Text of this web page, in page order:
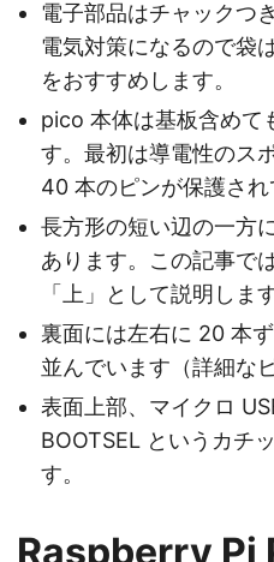
電子部品はチャックつ
電気対策になるので袋
をおすすめします。
pico 本体は基板含めて
す。最初は導電性のス
40 本のピンが保護され
長方形の短い辺の一方
あります。この記事で
「上」として説明します
裏面には左右に 20 本
並んでいます（詳細な
表面上部、マイクロ
BOOTSEL というカチ
す。
Raspberry Pi